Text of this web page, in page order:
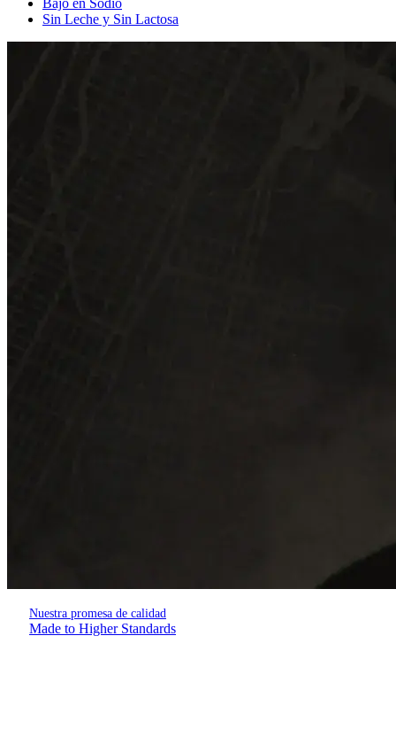
Sin Leche y Sin Lactosa
Nuestra promesa de calidad
Made to Higher Standards